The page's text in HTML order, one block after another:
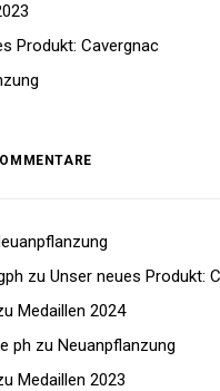
Produkt: Cavergnac
zu Unser neues Produkt:
Medaillen 2024
ph zu Neuanpflanzung
Medaillen 2023